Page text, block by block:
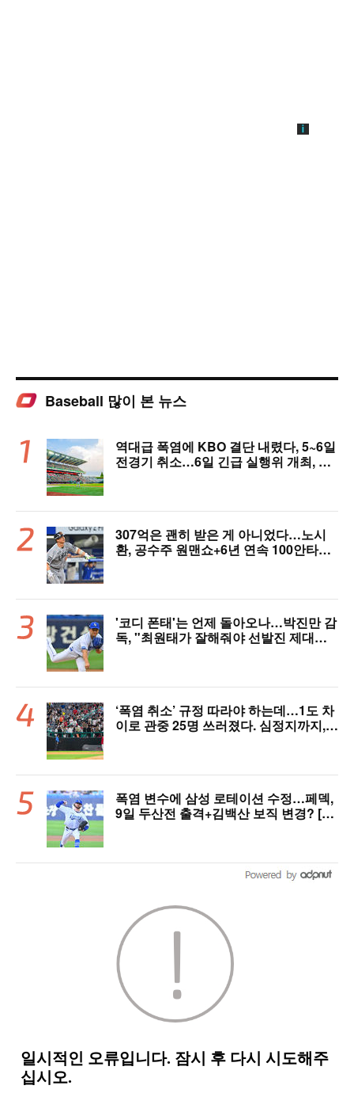
Baseball 많이 본 뉴스
역대급 폭염에 KBO 결단 내렸다, 5~6일
전경기 취소…6일 긴급 실행위 개최, 폭
307억은 괜히 받은 게 아니었다…노시
환, 공수주 원맨쇼+6년 연속 100안타
'코디 폰태'는 언제 돌아오나…박진만 감
독, "최원태가 잘해줘야 선발진 제대로
‘폭염 취소’ 규정 따라야 하는데…1도 차
이로 관중 25명 쓰러졌다. 심정지까지,
폭염 변수에 삼성 로테이션 수정…페덱,
9일 두산전 출격+김백산 보직 변경? [오!